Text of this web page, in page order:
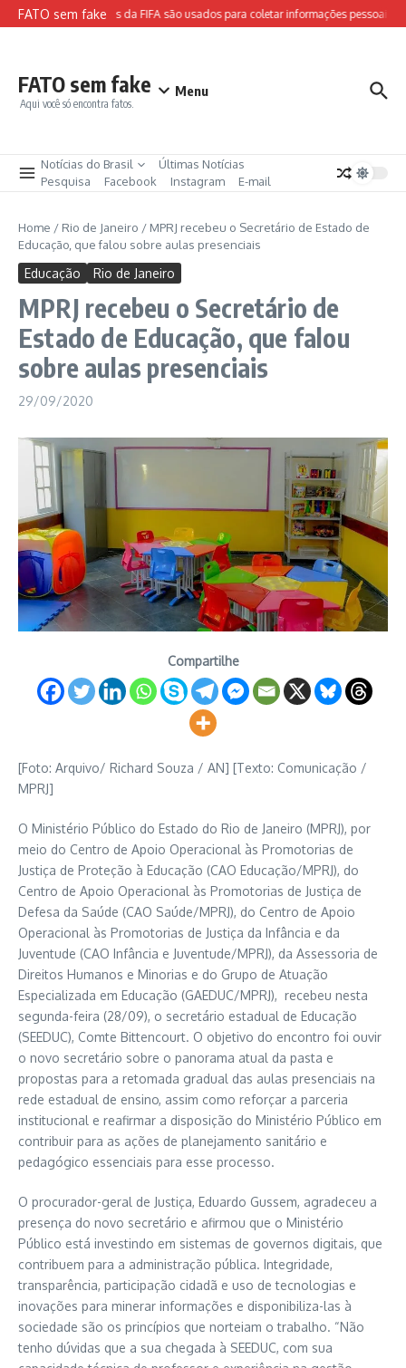
Ir para o conteúdo
FATO sem fake
Sites falsos da FIFA são usados para coletar informações pessoais e
FATO sem fake
Aqui você só encontra fatos.
Menu
Notícias do Brasil
Últimas Notícias
Pesquisa
Facebook Instagram E-mail
Home / Rio de Janeiro / MPRJ recebeu o Secretário de Estado de
Educação, que falou sobre aulas presenciais
Educação Rio de Janeiro
MPRJ recebeu o Secretário de
Estado de Educação, que falou
sobre aulas presenciais
29/09/2020
Compartilhe
[Foto: Arquivo/ Richard Souza / AN] [Texto: Comunicação /
MPRJ]
O Ministério Público do Estado do Rio de Janeiro (MPRJ), por
meio do Centro de Apoio Operacional às Promotorias de
Justiça de Proteção à Educação (CAO Educação/MPRJ), do
Centro de Apoio Operacional às Promotorias de Justiça de
Defesa da Saúde (CAO Saúde/MPRJ), do Centro de Apoio
Operacional às Promotorias de Justiça da Infância e da
Juventude (CAO Infância e Juventude/MPRJ), da Assessoria de
Direitos Humanos e Minorias e do Grupo de Atuação
Especializada em Educação (GAEDUC/MPRJ), recebeu nesta
segunda-feira (28/09), o secretário estadual de Educação
(SEEDUC), Comte Bittencourt. O objetivo do encontro foi ouvir
o novo secretário sobre o panorama atual da pasta e
propostas para a retomada gradual das aulas presenciais na
rede estadual de ensino, assim como reforçar a parceria
institucional e reafirmar a disposição do Ministério Público em
contribuir para as ações de planejamento sanitário e
pedagógico essenciais para esse processo.
O procurador-geral de Justiça, Eduardo Gussem, agradeceu a
presença do novo secretário e afirmou que o Ministério
Público está investindo em sistemas de governos digitais, que
contribuem para a administração pública. Integridade,
transparência, participação cidadã e uso de tecnologias e
inovações para minerar informações e disponibiliza-las à
sociedade são os princípios que norteiam o trabalho. “Não
tenho dúvidas que a sua chegada à SEEDUC, com sua